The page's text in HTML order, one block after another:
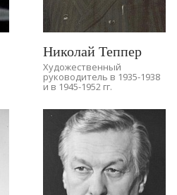
Николай Теппер
Художественный
руководитель в 1935-1938
и в 1945-1952 гг.